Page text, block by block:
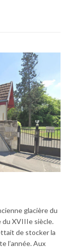
glacière du
du XVIIIe siècle.
de stocker la
l’année. Aux